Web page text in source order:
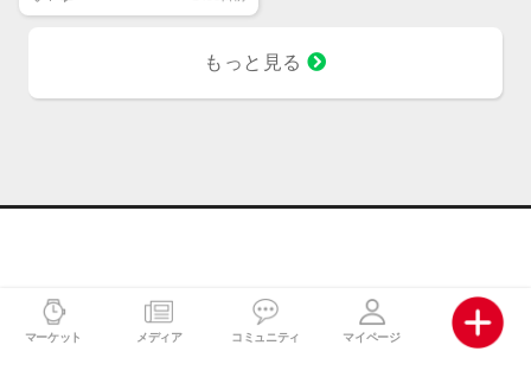
もっと見る
マーケット メディア コミュニティ マイページ